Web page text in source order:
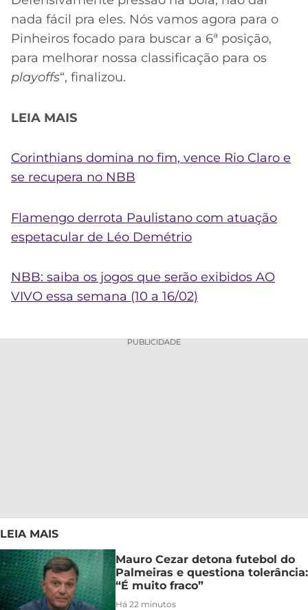
nada fácil pra eles. Nós vamos agora para o
Pinheiros focado para buscar a 6ª posição,
para melhorar nossa classificação para os
playoffs“, finalizou.
LEIA MAIS
Corinthians domina no fim, vence Rio Claro e
se recupera no NBB
Flamengo derrota Paulistano com atuação
espetacular de Léo Demétrio
NBB: saiba os jogos que serão exibidos AO
VIVO essa semana (10 a 16/02)
PUBLICIDADE
LEIA MAIS
Mauro Cezar detona futebol do
Palmeiras e questiona tolerância:
“É muito fraco”
Há 22 minutos